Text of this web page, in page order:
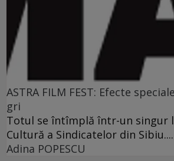
ASTRA FILM FEST: Efecte
gri
Totul se întîmplă într-un singur
Cultură a Sindicatelor din Sibiu....
Adina POPESCU